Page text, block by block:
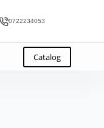
0722234053
Catalog